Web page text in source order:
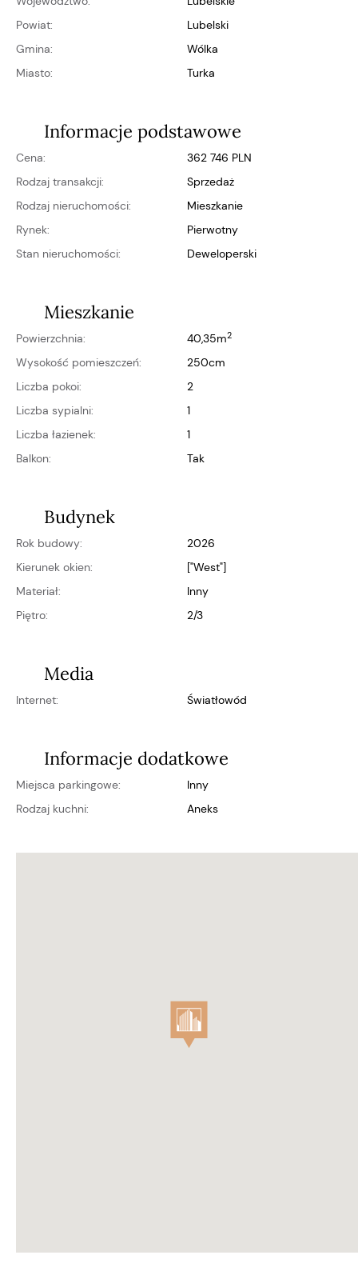
Powiat:
lubelski
Gmina:
Wólka
Miasto:
Turka
Informacje podstawowe
Cena:
362 746 PLN
Rodzaj transakcji:
Sprzedaż
Rodzaj nieruchomości:
Mieszkanie
Rynek:
pierwotny
Stan nieruchomości:
deweloperski
Mieszkanie
Powierzchnia: 40,35m2
Wysokość pomieszczeń:
250cm
Liczba pokoi:
2
Liczba sypialni:
1
Liczba łazienek:
1
Balkon:
Tak
Budynek
Rok budowy:
2026
Kierunek okien:
["west"]
Materiał:
inny
Piętro:
2/3
Media
Internet: światłowód
Informacje dodatkowe
Miejsca parkingowe:
inny
Rodzaj kuchni:
aneks